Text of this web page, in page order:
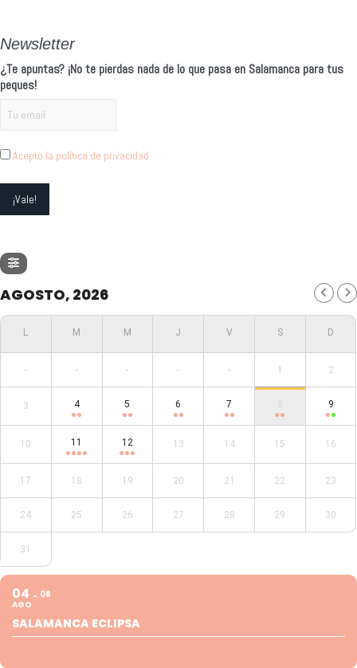
Newsletter
¿Te apuntas? ¡No te pierdas nada de lo que pasa en Salamanca para tus
peques!
Acepto la política de privacidad
AGOSTO, 2026
- - - - - 1 2
3 4 5 6 7 8 9
10 11 12 13 14 15 16
17 18 19 20 21 22 23
24 25 26 27 28 29 30
31
04
AGO
08
SALAMANCA ECLIPSA